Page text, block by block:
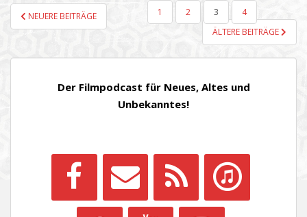
SEITENNUMMERIERUNG
DER
NEUERE BEITRÄGE 1 2 3
4
ÄLTERE BEITRÄGE
Der Filmpodcast für Neues, Altes und
Unbekanntes!